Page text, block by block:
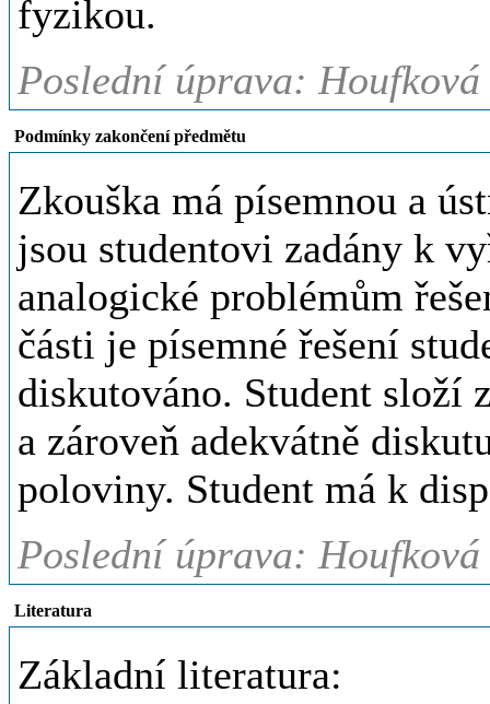
fyzikou.
Poslední úprava:
Podmínky zakončení předmětu
Zkouška má písemnou a
jsou studentovi zadány k
analogické problémům
části je písemné řešení
diskutováno. Student složí
a zároveň adekvátně
poloviny. Student má k
Poslední úprava:
Literatura
Základní literatura: